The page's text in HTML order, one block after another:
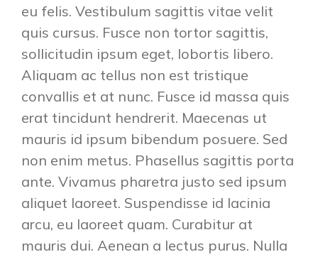
eu felis. Vestibulum sagittis vitae velit
quis cursus. Fusce non tortor sagittis,
sollicitudin ipsum eget, lobortis libero.
Aliquam ac tellus non est tristique
convallis et at nunc. Fusce id massa quis
erat tincidunt hendrerit. Maecenas ut
mauris id ipsum bibendum posuere. Sed
non enim metus. Phasellus sagittis porta
ante. Vivamus pharetra justo sed ipsum
aliquet laoreet. Suspendisse id lacinia
arcu, eu laoreet quam. Curabitur at
mauris dui. Aenean a lectus purus. Nulla